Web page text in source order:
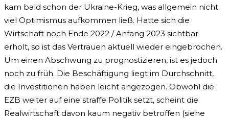
kam bald schon der Ukraine-Krieg, was allgemein nicht
viel Optimismus aufkommen ließ. Hatte sich die
Wirtschaft noch Ende 2022 / Anfang 2023 sichtbar
erholt, so ist das Vertrauen aktuell wieder eingebrochen.
Um einen Abschwung zu prognostizieren, ist es jedoch
noch zu früh. Die Beschäftigung liegt im Durchschnitt,
die Investitionen haben leicht angezogen. Obwohl die
EZB weiter auf eine straffe Politik setzt, scheint die
Realwirtschaft davon kaum negativ betroffen (siehe